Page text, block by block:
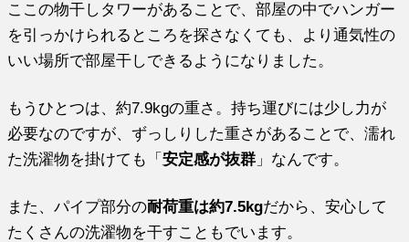
ここの物干しタワーがあることで、部屋の中でハンガー
を引っかけられるところを探さなくても、より通気性の
いい場所で部屋干しできるようになりました。
もうひとつは、約7.9kgの重さ。持ち運びには少し力が
必要なのですが、ずっしりした重さがあることで、濡れ
た洗濯物を掛けても「安定感が抜群 」なんです。
また、パイプ部分の耐荷重は約7.5kgだから、安心して
たくさんの洗濯物を干すこともでいます。